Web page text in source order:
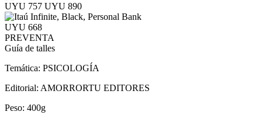
UYU 757 UYU 890
UYU 668
PREVENTA
Guía de talles
Temática: PSICOLOGÍA
Editorial: AMORRORTU EDITORES
Peso: 400g